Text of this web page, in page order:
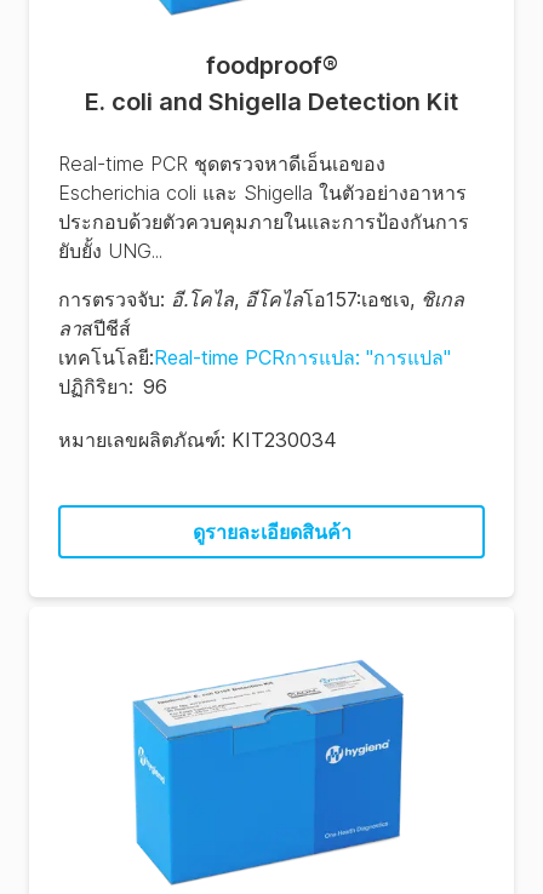
foodproof®
E. coli and Shigella Detection Kit
Real-time PCR ชุดตรวจหาดีเอ็นเอของ
Escherichia coli และ Shigella ในตัวอย่างอาหาร
ประกอบด้วยตัวควบคุมภายในและการป้องกันการ
ยับยั้ง UNG...
การตรวจจับ: อี.โคไล, อีโคไลโอ157:เอชเจ, ชิเกล
ลาสปีชีส์
เทคโนโลยี:Real-time PCRการแปล: "การแปล"
ปฏิกิริยา: 96
หมายเลขผลิตภัณฑ์: KIT230034
ดูรายละเอียดสินค้า